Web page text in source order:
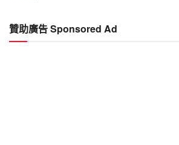
贊助廣告 Sponsored Ad